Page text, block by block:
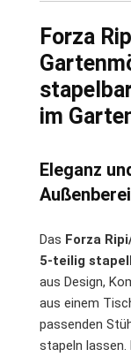
Forza
im
Eleganz
Das Forza
5-teilig
aus Design,
aus einem
passenden
stapeln